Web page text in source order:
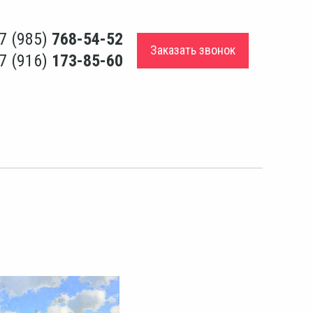
(985) 768-54-52
(916) 173-85-60
Заказать звонок